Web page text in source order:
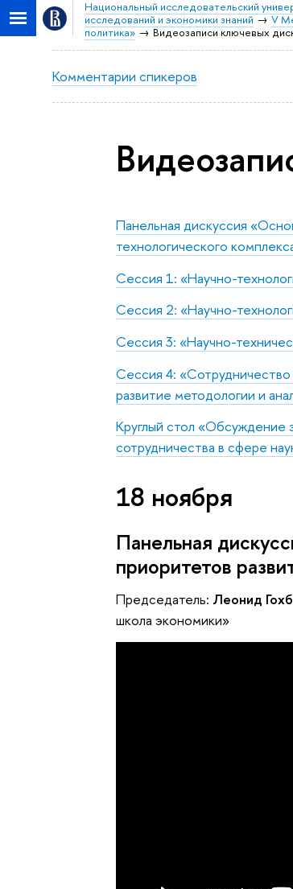
Национальный исследовательский
исследований и экономики знаний
V
политика»
Видеозаписи ключевых
Комментарии спикеров
Панельная дискуссия
технологического
Сессия 1: «Научно-
Сессия 2: «Научно-
Сессия 3: «Научно-
Сессия 4:
развитие методологии и
Круглый стол
сотрудничества в сфере
18 ноября
Панельная
приоритетов
Председатель: Леонид
школа экономики»